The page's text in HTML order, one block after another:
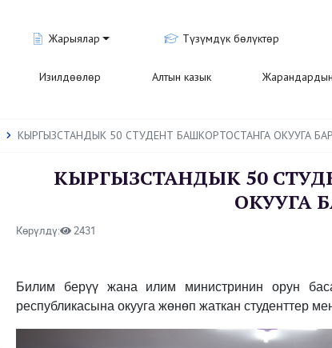
Жарыялар Түзүмдүк бөлүктөр
Изилдөөлөр Алтын казык
КЫРГЫЗСТАНДЫК 50 СТУДЕНТ БАШКОРТОСТАНГА ОКУУГА
КЫРГЫЗСТАНДЫК 50
ОКУУГА
Көрүлдү: 2431
Билим берүү жана илим министринин орун
республикасына окууга жөнөп жаткан студенттер